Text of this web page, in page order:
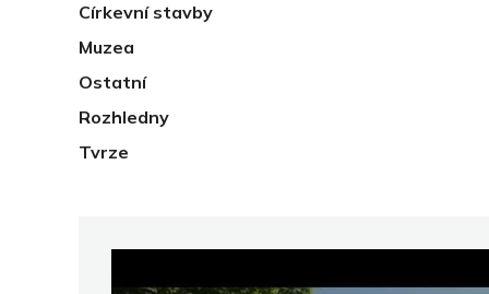
Církevní stavby
Muzea
Ostatní
Rozhledny
Tvrze